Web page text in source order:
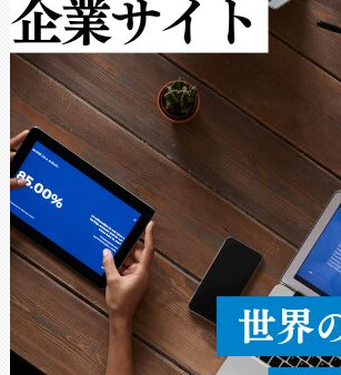
作業と点群処理を簡
Avia 2は、2種類の
× 80°のノーマルモ
ードを切り替えて
ることなく、単一
うにします。遠距離
密度なスキャ […]